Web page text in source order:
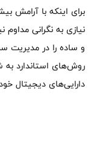
برای اینکه با آرامش
نیازی به نگرانی
و ساده را در مدیریت
روش‌های استاندارد
دارایی‌های دیجیتال